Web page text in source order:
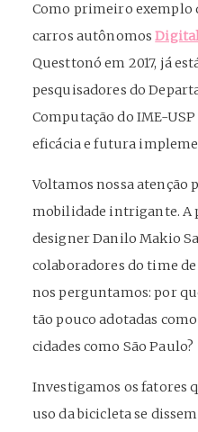
Como primeiro exemplo
carros autônomos
Questtonó em 2017, já
pesquisadores do
Computação do IME-
eficácia e futura
Voltamos nossa atenção
mobilidade intrigante. A
designer Danilo Makio
colaboradores do time
nos perguntamos: por
tão pouco adotadas
cidades como São Paulo?
Investigamos os fatores
uso da bicicleta se